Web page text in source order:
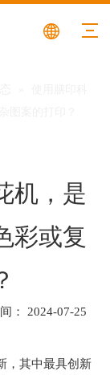
机，是
彩或复
2024-07-25
，其中最具创新